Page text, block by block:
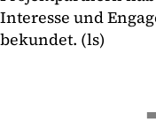
Interesse und
bekundet. (ls)